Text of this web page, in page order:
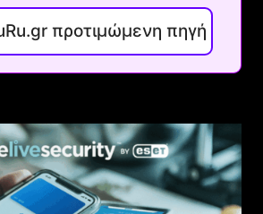
προτιμώμενη πηγή